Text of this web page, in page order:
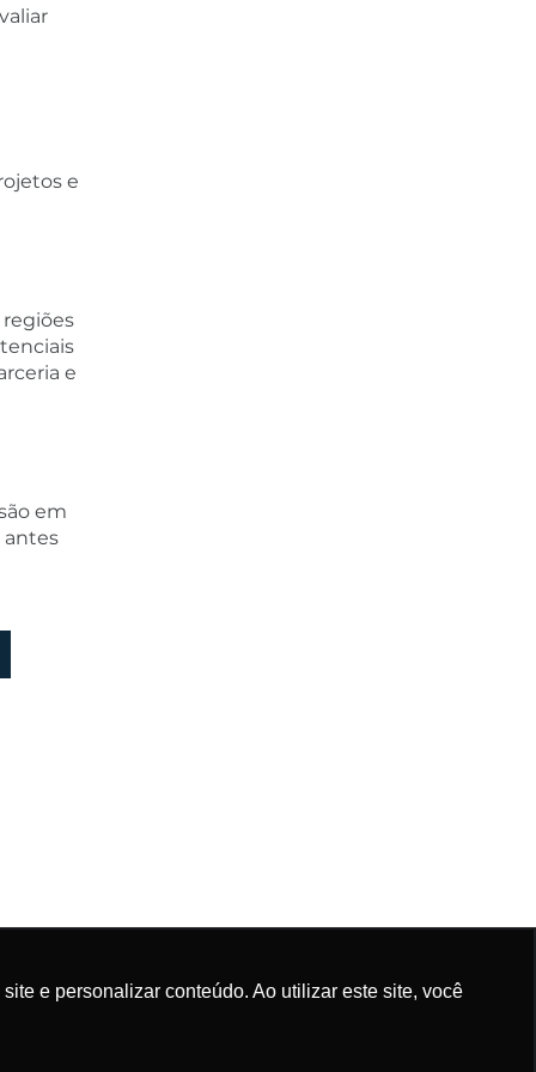
e personalizar conteúdo. Ao utilizar este site, você
e
e
em
antes